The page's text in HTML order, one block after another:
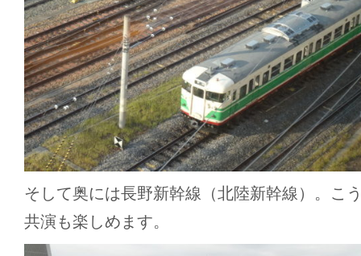
そして奥には長野新幹線（北陸新幹線）。こ
共演も楽しめます。